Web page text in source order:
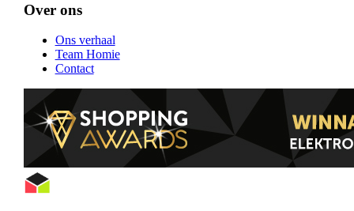
Over ons
Ons verhaal
Team Homie
Contact